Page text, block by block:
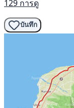
129 การดู
บันทึก